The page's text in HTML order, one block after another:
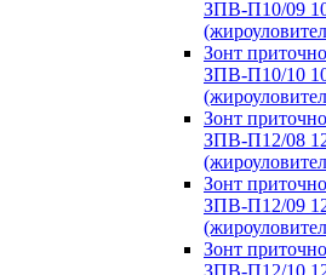
ЗПВ-П10/09
Зонт
ЗПВ-П10/10
Зонт
ЗПВ-П12/08
Зонт
ЗПВ-П12/09
Зонт
ЗПВ-П12/10